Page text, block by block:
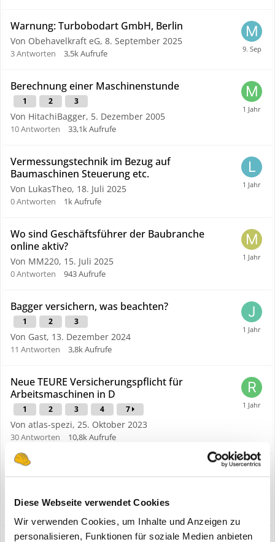
Diese Webseite verwendet Cookies
Wir verwenden Cookies, um Inhalte und Anzeigen zu
personalisieren, Funktionen für soziale Medien anbieten
Warnung: Turbobodart GmbH, Berlin
Von Obehavelkraft eG, 8. September 2025
3Antworten 3,5kAufrufe
Berechnung einer Maschinenstunde
1 2 3
Von HitachiBagger, 5. Dezember 2005
10Antworten 33,1kAufrufe
Vermessungstechnik im Bezug auf
Baumaschinen Steuerung etc.
Von LukasTheo, 18. Juli 2025
0Antworten 1kAufrufe
Wo sind Geschäftsführer der Baubranche
online aktiv?
Von MM220, 15. Juli 2025
0Antworten 943Aufrufe
Bagger versichern, was beachten?
1 2 3
Von Gast, 13. Dezember 2024
11 Antworten 3,8kAufrufe
Neue TEURE Versicherungspflicht für
Arbeitsmaschinen in D
1 2 3 4 7
Von atlas-spezi, 25. Oktober 2023
30Antworten 10,8kAufrufe
Frage: Welcher Bürokram kostet am meisten
Von financedigital, 11. April 2025
Antwort 1,2k Aufrufe